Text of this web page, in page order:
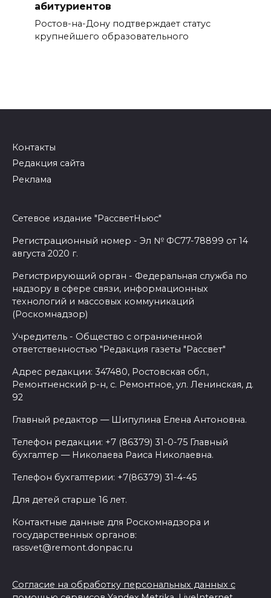
абитуриентов
Ростов-на-Дону подтверждает статус
крупнейшего образовательного
Контакты
Редакция сайта
Реклама
Сетевое издание "РассветНьюс"
Регистрационный номер - Эл № ФС77-78899 от 14
августа 2020 г.
Регистрирующий орган - Федеральная служба по
надзору в сфере связи, информационных
технологий и массовых коммуникаций
(Роскомнадзор)
Учредитель - Общество с ограниченной
ответственностью "Редакция газеты "Рассвет"
Адрес редакции: 347480, Ростовская обл.,
Ремонтненский р-н, с. Ремонтное, ул. Ленинская, д.
92
Главный редактор — Шипулина Елена Антоновна.
Телефон редакции: +7 (86379) 31-0-75 Главный
бухгалтер — Николаева Раиса Николаевна.
Телефон бухгалтерии: +7(86379) 31-4-45
Для детей старше 16 лет.
Контактные данные для Роскомнадзора и
государственных органов:
rassvet@remont.donpac.ru
Согласие на обработку персональных данных с